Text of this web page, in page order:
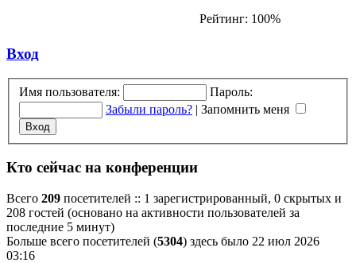
Рейтинг: 100%
Вход
Имя пользователя:
Пароль:
Забыли пароль? | Запомнить меня
Кто сейчас на конференции
Всего 209 посетителей :: 1 зарегистрированный, 0 скрытых и
208 гостей (основано на активности пользователей за
последние 5 минут)
Больше всего посетителей (5304) здесь было 22 июл 2026
03:16